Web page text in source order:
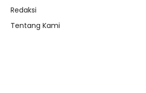
Redaksi
Tentang Kami